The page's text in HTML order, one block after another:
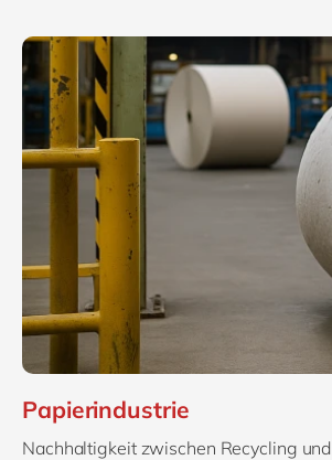
Papierindustrie
Nachhaltigkeit zwischen Recycling und